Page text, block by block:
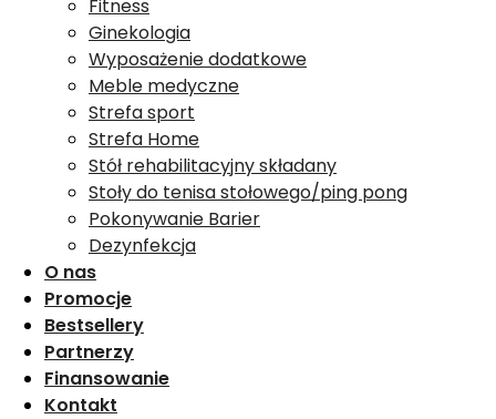
Fitness
Ginekologia
Wyposażenie dodatkowe
Meble medyczne
Strefa sport
Strefa Home
Stół rehabilitacyjny składany
Stoły do tenisa stołowego/ping pong
Pokonywanie Barier
Dezynfekcja
O nas
Promocje
Bestsellery
Partnerzy
Finansowanie
Kontakt